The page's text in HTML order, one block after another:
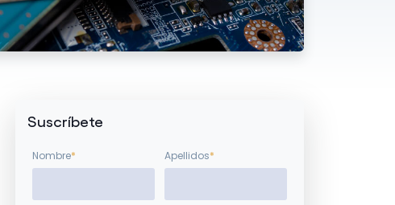
Suscríbete
Nombre* Apellidos*